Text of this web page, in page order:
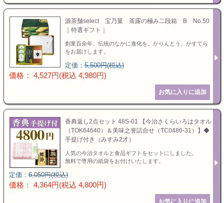
源茶舗select 宝乃菓 茶露の極み二段箱 B No.50
｜特選ギフト｜
創業百余年、伝統のなかに進化を。かりんとう、かすてら
をお届けします。
定価： 5,500円(税込)
価格： 4,527円(税込 4,980円)
香典返し2点セット 48S-01 【今治さくらいろはタオル
（TOK64640）＆美味之誉詰合せ（TC0486-31）】◆
手提げ付き（みすみ2才）
人気の今治タオルと食品ギフトをセットにしました。
無料で専用の紙袋をお付けいたします。
定価： 6,050円(税込)
価格： 4,364円(税込 4,800円)